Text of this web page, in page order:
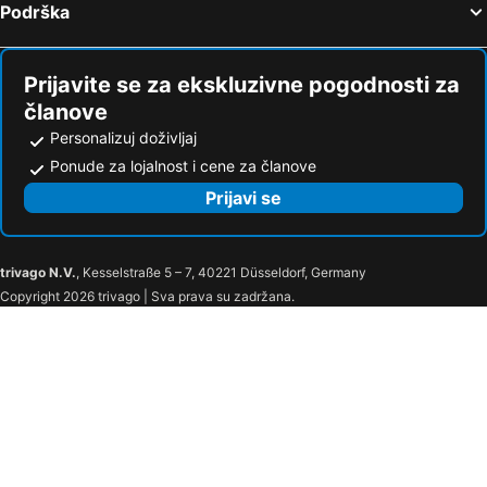
Atina, Atika Hoteli
Podrška
Prijavite se za ekskluzivne pogodnosti za
članove
Personalizuj doživljaj
Ponude za lojalnost i cene za članove
Prijavi se
trivago N.V., Kesselstraße 5 – 7, 40221 Düsseldorf, Germany
Copyright 2026 trivago | Sva prava su zadržana.